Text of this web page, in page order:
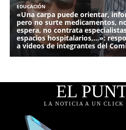
EL
LA NOTICIA A UN CLICK